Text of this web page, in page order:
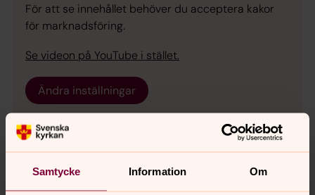
Samtycke Information Om
För att se innehållet behöver du acceptera kakor
för marknadsföring.
Se videon på YouTube i stället.
Ändra inställningar
Här hittar du alla tidigare avsnitt
av Pausa